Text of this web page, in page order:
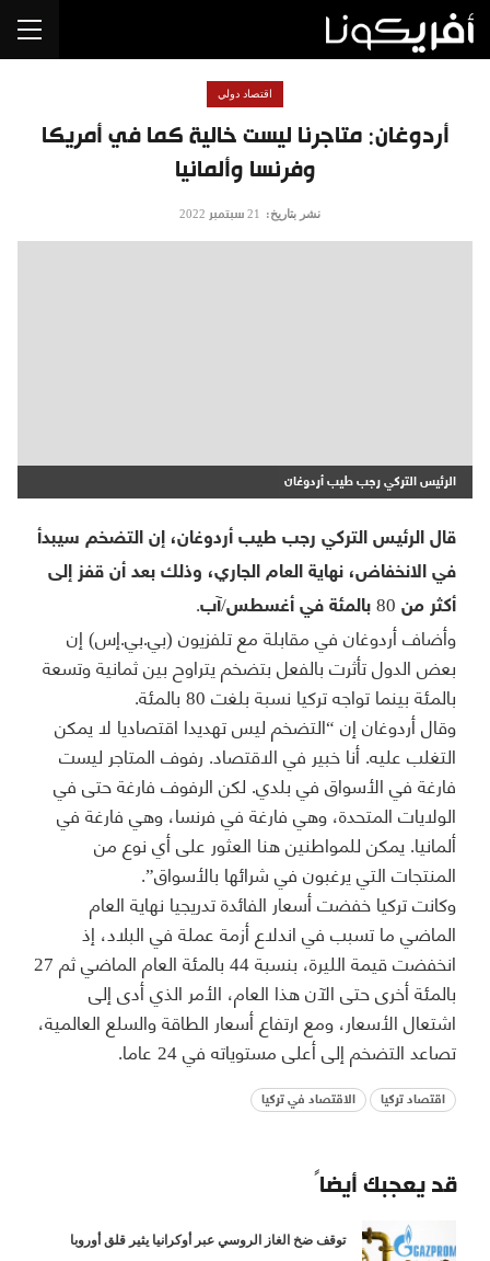
أردوغان: متاجرنا ليست خالية كما في أمريكا
وفرنسا وألمانيا
اقتصاد دولي
نشر بتاريخ: 21 سبتمبر 2022
الرئيس التركي رجب طيب أردوغان
قال الرئيس التركي رجب طيب أردوغان، إن التضخم سيبدأ
في الانخفاض، نهاية العام الجاري، وذلك بعد أن قفز إلى
أكثر من 80 بالمئة في أغسطس/آب.
وأضاف أردوغان في مقابلة مع تلفزيون (بي.بي.إس) إن
بعض الدول تأثرت بالفعل بتضخم يتراوح بين ثمانية وتسعة
بالمئة بينما تواجه تركيا نسبة بلغت 80 بالمئة.
وقال أردوغان إن “التضخم ليس تهديدا اقتصاديا لا يمكن
التغلب عليه. أنا خبير في الاقتصاد. رفوف المتاجر ليست
فارغة في الأسواق في بلدي. لكن الرفوف فارغة حتى في
الولايات المتحدة، وهي فارغة في فرنسا، وهي فارغة في
ألمانيا. يمكن للمواطنين هنا العثور على أي نوع من
المنتجات التي يرغبون في شرائها بالأسواق”.
وكانت تركيا خفضت أسعار الفائدة تدريجيا نهاية العام
الماضي ما تسبب في اندلاع أزمة عملة في البلاد، إذ
انخفضت قيمة الليرة، بنسبة 44 بالمئة العام الماضي ثم 27
بالمئة أخرى حتى الآن هذا العام، الأمر الذي أدى إلى
اشتعال الأسعار، ومع ارتفاع أسعار الطاقة والسلع العالمية،
تصاعد التضخم إلى أعلى مستوياته في 24 عاما.
اقتصاد تركيا الاقتصاد في تركيا
قد يعجبك أيضاً
توقف ضخ الغاز الروسي عبر أوكرانيا يثير قلق أوروبا